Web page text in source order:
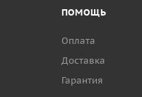
ПОМОЩЬ
Оплата
Доставка
Гарантия